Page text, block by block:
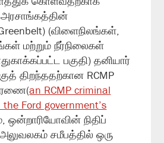
அரசாங்கத்தின்
(விளைநிலங்கள்,
மற்றும் நீர்நிலைகள்
பகுதி) தனியார்
திறந்ததற்கான RCMP
an RCMP criminal
the Ford government’s
ஒன்றாரியோவின் நிதிப்
அலுவலகம் சமீபத்தில் ஒரு